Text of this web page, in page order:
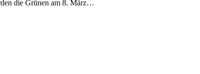
die Grünen am 8. März…